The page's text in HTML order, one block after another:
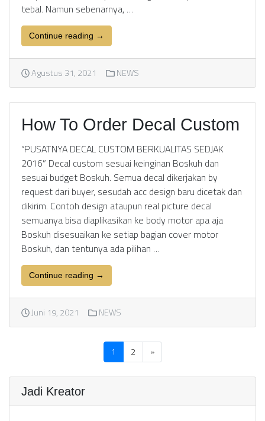
tebal. Namun sebenarnya, …
Continue reading →
Agustus 31, 2021 NEWS
How To Order Decal Custom
“PUSATNYA DECAL CUSTOM BERKUALITAS SEDJAK
2016” Decal custom sesuai keinginan Boskuh dan
sesuai budget Boskuh. Semua decal dikerjakan by
request dari buyer, sesudah acc design baru dicetak dan
dikirim. Contoh design ataupun real picture decal
semuanya bisa diaplikasikan ke body motor apa aja
Boskuh disesuaikan ke setiap bagian cover motor
Boskuh, dan tentunya ada pilihan …
Continue reading →
Juni 19, 2021 NEWS
1 2 »
Jadi Kreator